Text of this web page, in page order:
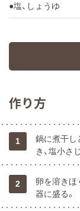
●塩、しょうゆ
作り方
1
鍋に煮干し
き、塩小さ
2
卵を溶きほ
器に盛る。